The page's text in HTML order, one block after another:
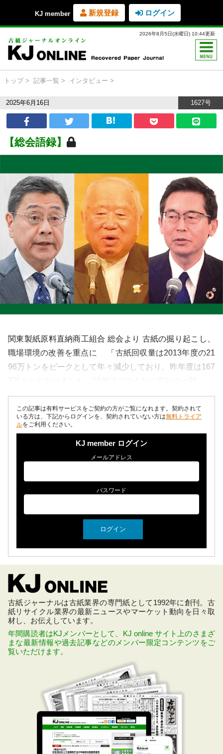
KJ member 新規登録 ログイン
2026年8月5日(水曜日) 10:44更新
トップ 記事一覧 インタビュー
2025年6月16日 1627号
【総会語録】
関東製紙原料直納商工組合 総会より 古紙の掘り起こし、
職場環境の改善を重点に 「古紙回収量は2013年度の21
96万トンをピークとして年々減少しており、昨年度は167
この記事は有料サービスをご契約の方がご覧になれます。契約されて
いる方は、下記からログインを、契約されていない方は無料トライア
ルをご利用ください。
KJ member ログイン
メールアドレス
パスワード
古紙ジャーナルは古紙業界の専門紙として1992年に創刊。古
紙リサイクル業界の最新ニュースやマーケット動向を日々取
材し、お伝えしています。
年間購読者はKJメンバーとして、KJ online サイト上のさまざ
まな最新情報や過去記事などのメンバー限定コンテンツをご
覧いただけます。